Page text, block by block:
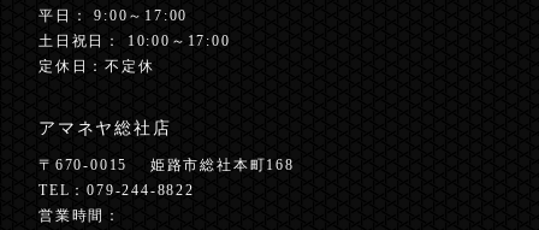
平日： 9:00～17:00
土日祝日： 10:00～17:00
定休日：不定休
アマネヤ総社店
〒670-0015
姫路市総社本町168
TEL：079-244-8822
営業時間：